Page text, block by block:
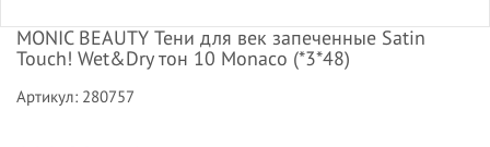
MONIC BEAUTY Тени для век запеченные Satin
Touch! Wet&Dry тон 10 Monaco (*3*48)
Артикул: 280757